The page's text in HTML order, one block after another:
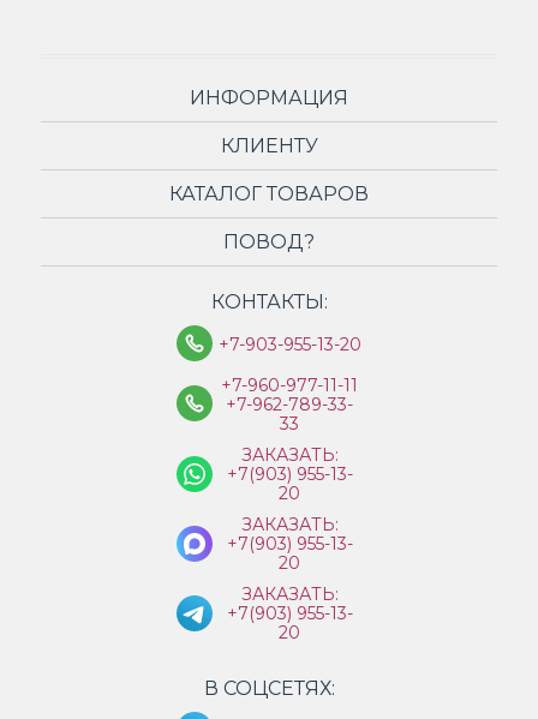
ИНФОРМАЦИЯ
КЛИЕНТУ
КАТАЛОГ ТОВАРОВ
ПОВОД?
КОНТАКТЫ:
+7-903-955-13-20
+7-960-977-11-11
+7-962-789-33-
33
ЗАКАЗАТЬ:
+7(903) 955-13-
20
ЗАКАЗАТЬ:
+7(903) 955-13-
20
ЗАКАЗАТЬ:
+7(903) 955-13-
20
В СОЦСЕТЯХ: